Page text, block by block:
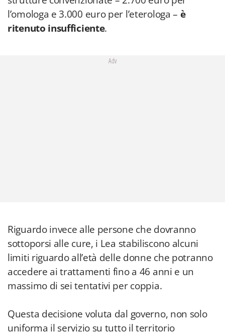
l’omologa e 3.000 euro per l’eterologa – è
ritenuto insufficiente.
Adv
Riguardo invece alle persone che dovranno
sottoporsi alle cure, i Lea stabiliscono alcuni
limiti riguardo all’età delle donne che potranno
accedere ai trattamenti fino a 46 anni e un
massimo di sei tentativi per coppia.
Questa decisione voluta dal governo, non solo
uniforma il servizio su tutto il territorio